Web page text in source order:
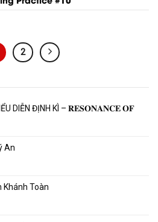
2
DIỄN ĐỊNH KÌ – 𝐑𝐄𝐒𝐎𝐍𝐀𝐍𝐂𝐄 𝐎𝐅
An
Khánh Toàn